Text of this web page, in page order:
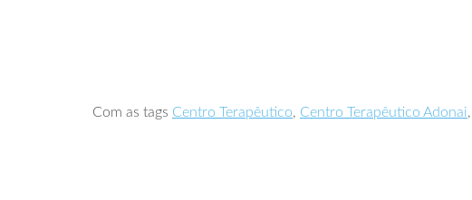
Com as tags Centro Terapêutico, Centro Terapêutico Adonai,